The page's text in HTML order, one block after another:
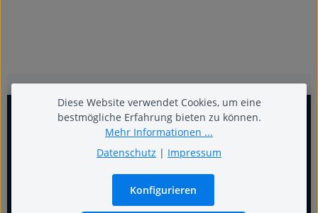
Diese Website verwendet Cookies, um eine
bestmögliche Erfahrung bieten zu können.
Mehr Informationen ...
Datenschutz | Impressum
Konfigurieren